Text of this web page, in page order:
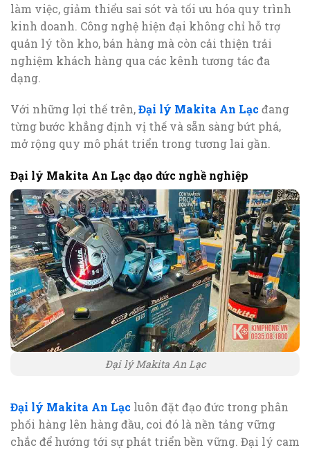
làm việc, giảm thiểu sai sót và tối ưu hóa quy trình
kinh doanh. Công nghệ hiện đại không chỉ hỗ trợ
quản lý tồn kho, bán hàng mà còn cải thiện trải
nghiệm khách hàng qua các kênh tương tác đa
dạng.
Với những lợi thế trên,Đại lý Makita An Lạc đang
từng bước khẳng định vị thế và sẵn sàng bứt phá,
mở rộng quy mô phát triển trong tương lai gần.
Đại lý Makita An Lạc đạo đức nghề nghiệp
Đại lý Makita An Lạc
Đại lý Makita An Lạc luôn đặt đạo đức trong phân
phối hàng lên hàng đầu, coi đó là nền tảng vững
chắc để hướng tới sự phát triển bền vững. Đại lý cam